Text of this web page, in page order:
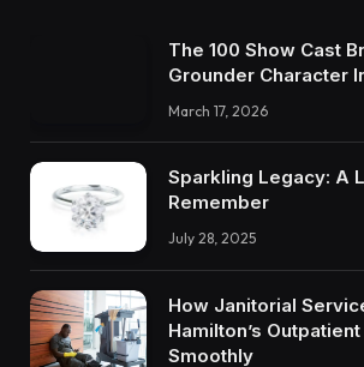
The 100 Show Cast
Grounder Character
March 17, 2026
Sparkling Legacy: A
Remember
July 28, 2025
How Janitorial
Hamilton’s
Smoothly